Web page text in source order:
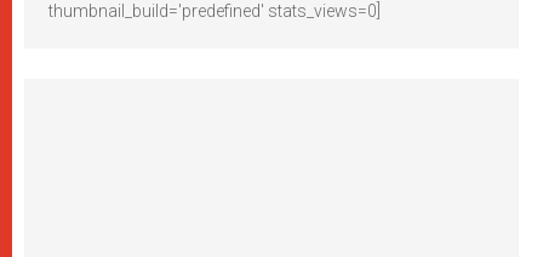
thumbnail_build='predefined' stats_views=0]